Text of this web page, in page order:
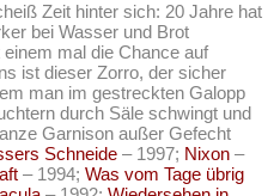
Zeit hinter sich: 20 Jahre hat
bei Wasser und Brot
mal die Chance auf
ist dieser Zorro, der sicher
man im gestreckten Galopp
durch Säle schwingt und
Garnison außer Gefecht
Schneide – 1997; Nixon –
– 1994;Was vom Tage übrig